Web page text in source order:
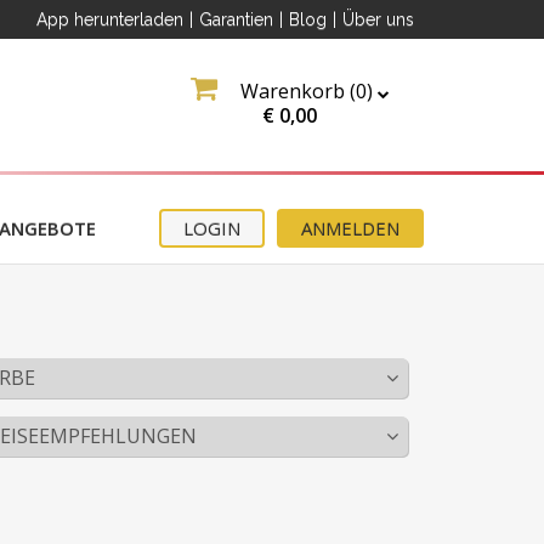
App herunterladen Garantien Blog Über uns
Warenkorb (0)
€ 0,00
ANGEBOTE ANMELDEN
LOGIN